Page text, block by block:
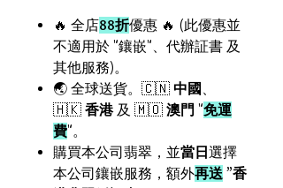
🔥 全店88折優惠 🔥 (此優惠並
不適用於 "鑲嵌"、代辦証書 及
其他服務)。
🌏 全球送貨。🇨🇳 中國 、
🇭🇰 香港及 🇲🇴 澳門 "免運
費"。
購買本公司翡翠，並當日 選擇
本公司鑲嵌服務，額外再送 ”香